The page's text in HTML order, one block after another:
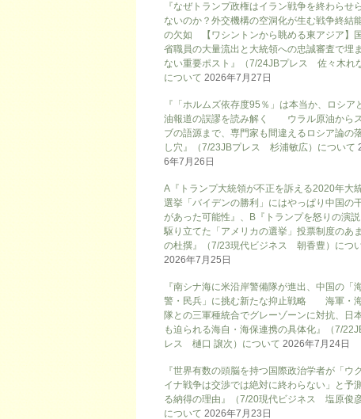
『なぜトランプ政権はイラン戦争を終わらせ
ないのか？外交機構の空洞化が生む戦争終結
の欠如 【ワシントンから眺める東アジア】
省職員の大量流出と大統領への忠誠審査で埋
ない重要ポスト』（7/24JBプレス 佐々木れ
について 2026年7月27日
『「ホルムズ依存度95％」は本当か、ロシア
油報道の誤謬を読み解く ウラル原油から
ブの語源まで、専門家も間違えるロシア論の
し穴』（7/23JBプレス 杉浦敏広）について
6年7月26日
A『トランプ大統領が不正を訴える2020年大
選挙「バイデンの勝利」にはやっぱり中国の
があった可能性』、B『トランプを怒りの演
駆り立てた「アメリカの選挙」投票制度のあ
の杜撰』（7/23現代ビジネス 朝香豊）につ
2026年7月25日
『南シナ海に米沿岸警備隊が進出、中国の「
警・民兵」に挑む新たな抑止戦略 海軍・
隊との三軍種統合でグレーゾーンに対抗、日
も迫られる海自・海保連携の具体化』（7/
レス 樋口 譲次）について 2026年7月24日
『世界有数の頭脳を持つ国際政治学者が「ウ
イナ戦争は交渉では絶対に終わらない」と予
る納得の理由』（7/20現代ビジネス 塩原俊彦
について 2026年7月23日